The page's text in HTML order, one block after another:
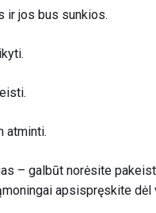
ir jos bus sunkios.
atminti.
– galbūt norėsite
apsispręskite dėl